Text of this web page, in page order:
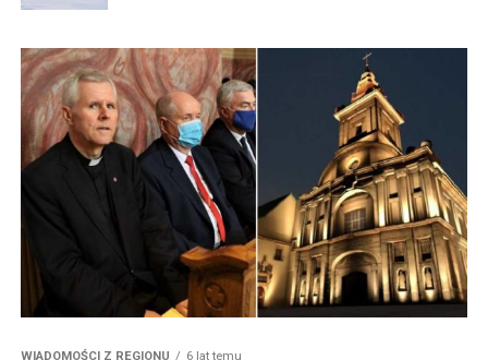
WIADOMOŚCI Z REGIONU 6 lat temu